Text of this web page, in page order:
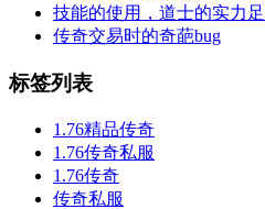
技能的使用，道士的实力
传奇交易时的奇葩bug
标签列表
1.76精品传奇
1.76传奇私服
1.76传奇
传奇私服